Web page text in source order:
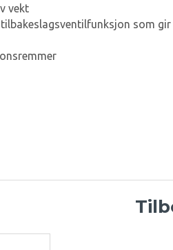
vekt
tilbakeslagsventilfunksjon som